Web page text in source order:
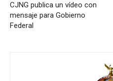
CJNG publica un vídeo con
mensaje para Gobierno
Federal